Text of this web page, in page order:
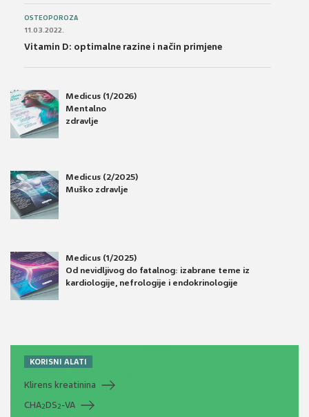
OSTEOPOROZA
11.03.2022.
Vitamin D: optimalne razine i način primjene
Medicus (1/2026)
Mentalno
zdravlje
Medicus (2/2025)
Muško zdravlje
Medicus (1/2025)
Od nevidljivog do fatalnog: izabrane teme iz
kardiologije, nefrologije i endokrinologije
KORISNI ALATI
Klirens kreatinina
CHA2DS2-VA